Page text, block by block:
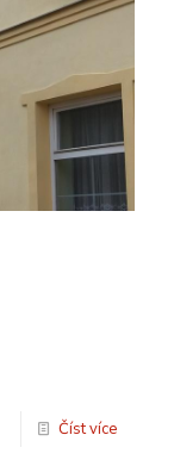
Číst více